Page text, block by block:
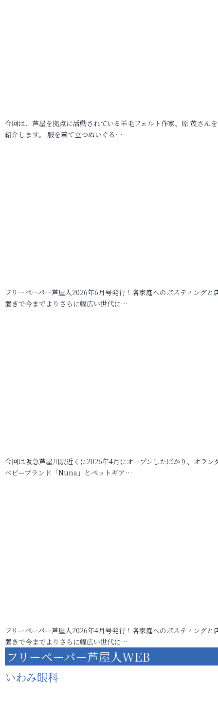
今回は、芦屋を拠点に活動されている羊毛フェルト作家、原 茂さん
紹介します。 服を着て立つぬいぐる…
フリーペーパー芦屋人2026年6月号発行！各家庭へのポスティングと
置きで今までよりさらに幅広い世代に…
今回は阪急芦屋川駅近くに2026年4月にオープンしたばかり、オラン
ベビーブランド「Nuna」とペットギア…
フリーペーパー芦屋人2026年4月号発行！各家庭へのポスティングと
置きで今までよりさらに幅広い世代に…
フリーペーパー芦屋人WEB
いわみ眼科